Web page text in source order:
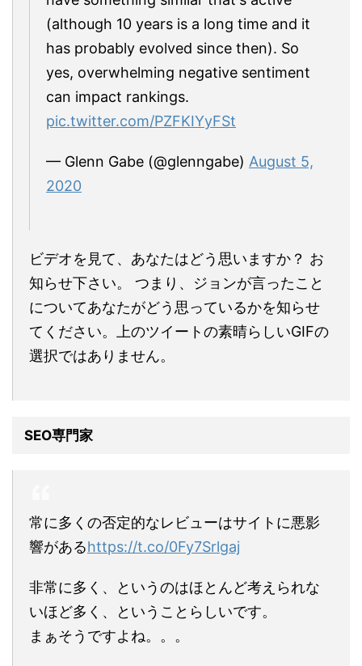
(although 10 years is a long time and it
has probably evolved since then). So
yes, overwhelming negative sentiment
can impact rankings.
pic.twitter.com/PZFKIYyFSt
— Glenn Gabe (@glenngabe) August 5,
2020
ビデオを見て、あなたはどう思いますか？ お
知らせ下さい。 つまり、ジョンが言ったこと
についてあなたがどう思っているかを知らせ
てください。上のツイートの素晴らしいGIFの
選択ではありません。
SEO専門家
常に多くの否定的なレビューはサイトに悪影
響があるhttps://t.co/0Fy7Srlgaj
非常に多く、というのはほとんど考えられな
いほど多く、ということらしいです。
まぁそうですよね。。。